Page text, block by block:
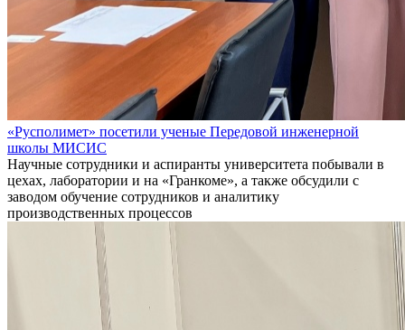
«Русполимет» посетили ученые Передовой инженерной
школы МИСИС
Научные сотрудники и аспиранты университета побывали в
цехах, лаборатории и на «Гранкоме», а также обсудили с
заводом обучение сотрудников и аналитику
производственных процессов